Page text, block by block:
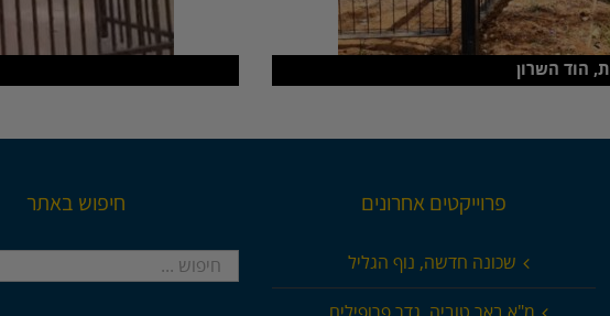
הוד השרון
פרוייקטים אחרונים
שכונה חדשה, נוף הגליל
חיפוש באתר
חיפוש...